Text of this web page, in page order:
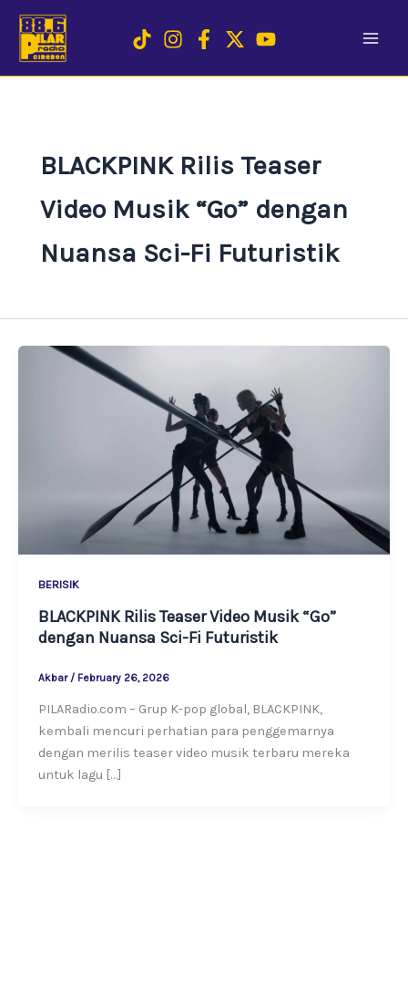
content
BLACKPINK Rilis Teaser
Video Musik “Go” dengan
Nuansa Sci-Fi Futuristik
BERISIK
BLACKPINK Rilis Teaser Video Musik “Go”
dengan Nuansa Sci-Fi Futuristik
Akbar / February 26, 2026
PILARadio.com – Grup K-pop global, BLACKPINK,
kembali mencuri perhatian para penggemarnya
dengan merilis teaser video musik terbaru mereka
untuk lagu […]